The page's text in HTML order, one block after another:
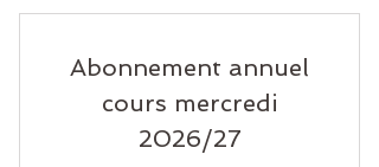
Abonnement annuel
cours mercredi
2026/27